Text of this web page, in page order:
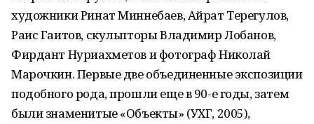
художники Ринат Миннебаев, Айрат Терегулов,
Раис Гаитов, скульпторы Владимир Лобанов,
Фирдант Нуриахметов и фотограф Николай
Марочкин. Первые две объединенные экспозиции
подобного рода, прошли еще в 90-е годы, затем
были знаменитые «Объекты» (УХГ, 2005),